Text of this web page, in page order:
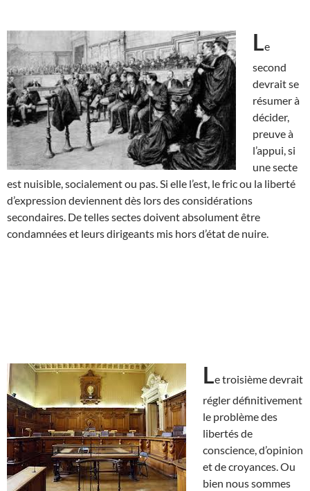
Le
second
devrait se
résumer à
décider,
preuve à
l’appui, si
une secte
est nuisible, socialement ou pas. Si elle l’est, le fric ou la liberté
d’expression deviennent dès lors des considérations
secondaires. De telles sectes doivent absolument être
condamnées et leurs dirigeants mis hors d’état de nuire.
Le troisième devrait
régler définitivement
le problème des
libertés de
conscience, d’opinion
et de croyances. Ou
bien nous sommes